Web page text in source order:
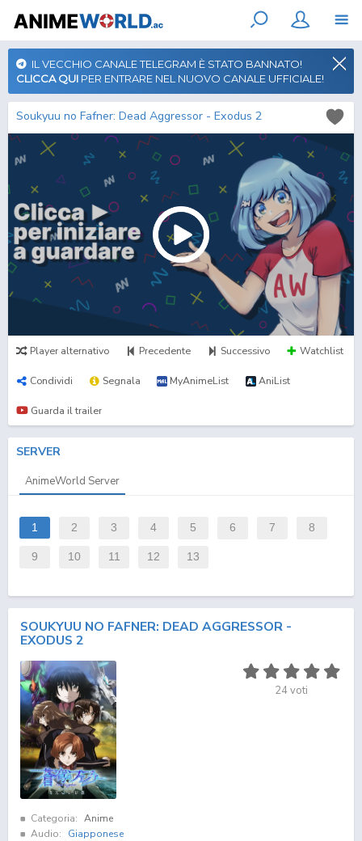
IL VECCHIO CANALE TELEGRAM È STATO BANNATO!
CLICCA QUI PER ENTRARE NEL NUOVO CANALE UFFICIALE!
Soukyuu no Fafner: Dead Aggressor - Exodus 2
Player alternativo Precedente Successivo Watchlist
Condividi Segnala MyAnimeList AniList
Guarda il trailer
SERVER
AnimeWorld Server
1 2 3 4 5 6 7 8
9 10 11 12 13
SOUKYUU NO FAFNER: DEAD AGGRESSOR -
EXODUS 2
24voti
Categoria: Anime
Audio:
Giapponese